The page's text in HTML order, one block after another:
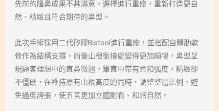
先前的隆鼻成果不甚滿意，選擇進行重修，重新打造更自
然、精緻且符合期待的鼻型。
此次手術採用二代矽膠Bistool進行重修，並搭配自體肋軟
骨作為結構支撐，術後山根銜接處變得更加順暢，鼻型呈
現顧客理想中的直鼻微翹，筆直中帶有柔和弧度，精緻卻
不僵硬，在維持原有山根高度的同時，調整整體比例，避
免過度誇張，使五官更加立體耐看、和諧自然。